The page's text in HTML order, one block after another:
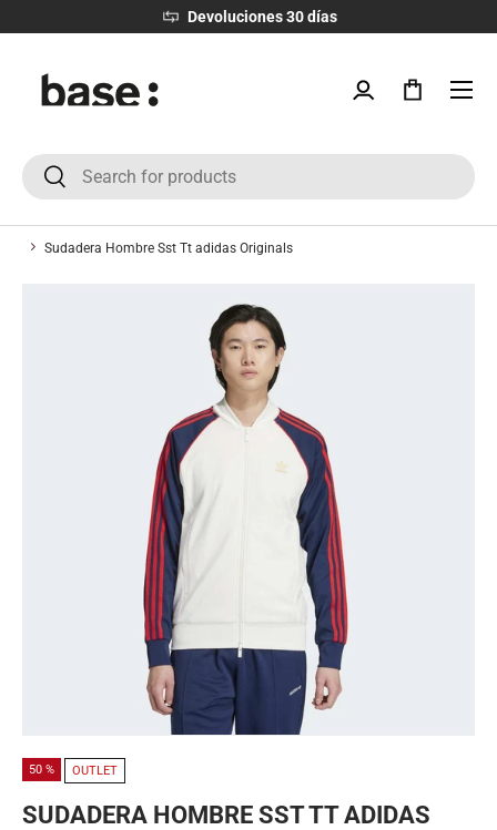
Devoluciones 30 días
Iniciar sesión
Bolsa
Menú
BuscarBuscar
Sudadera Hombre Sst Tt adidas Originals
50 % OUTLET
SUDADERA HOMBRE SST TT ADIDAS